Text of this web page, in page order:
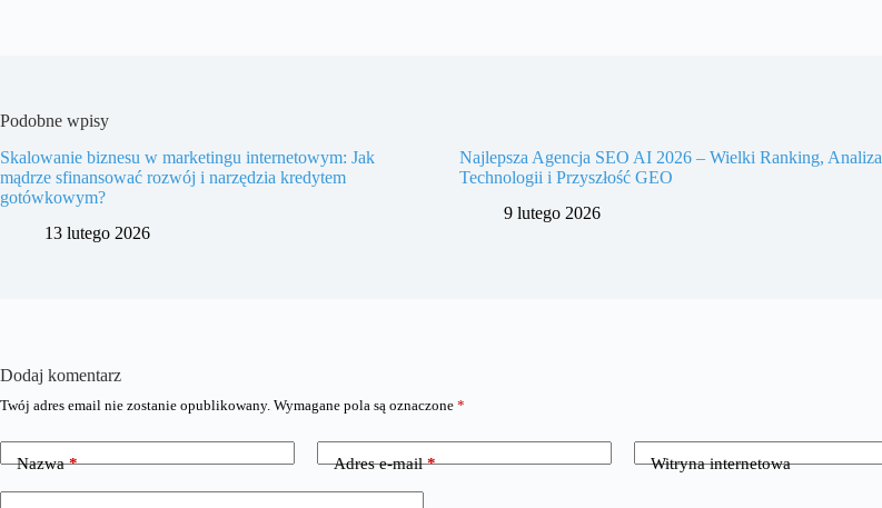
Podobne wpisy
Skalowanie biznesu w marketingu internetowym: Jak
mądrze sfinansować rozwój i narzędzia kredytem
gotówkowym?
13 lutego 2026
Najlepsza Agencja SEO AI 2026 – Wielki Ranking, Analiza
Technologii i Przyszłość GEO
9 lutego 2026
Dodaj komentarz
Twój adres email nie zostanie opublikowany. Wymagane pola są oznaczone *
Nazwa* Adres e-mail* Witryna internetowa